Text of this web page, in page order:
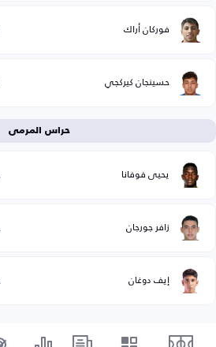
فوركان أراك
حسينجان كيركجي
حراس المرمى
يحيى فوفانا
زافر جورجان
إيف دوغان